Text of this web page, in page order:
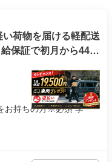
い荷物を届ける軽配送
保証で初月から44万
お持ちの方※必須 学